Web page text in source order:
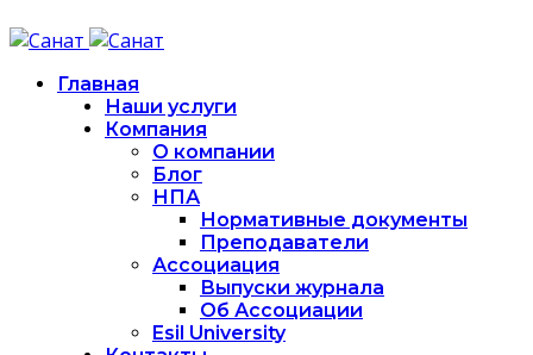
Главная
Наши услуги
Компания
О компании
Блог
НПА
Нормативные документы
Преподаватели
Ассоциация
Выпуски журнала
Об Ассоциации
Esil University